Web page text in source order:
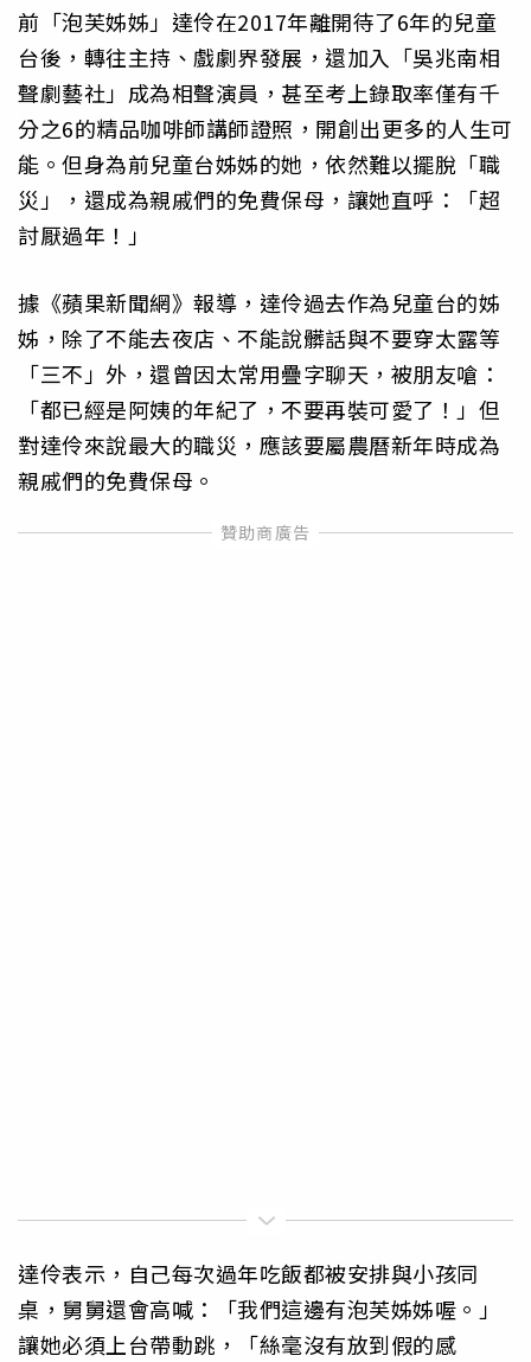
前「泡芙姊姊」達伶在2017年離開待了6年的兒童
台後，轉往主持、戲劇界發展，還加入「吳兆南相
聲劇藝社」成為相聲演員，甚至考上錄取率僅有千
分之6的精品咖啡師講師證照，開創出更多的人生可
能。但身為前兒童台姊姊的她，依然難以擺脫「職
災」，還成為親戚們的免費保母，讓她直呼：「超
討厭過年！」
據《蘋果新聞網》報導，達伶過去作為兒童台的姊
姊，除了不能去夜店、不能說髒話與不要穿太露等
「三不」外，還曾因太常用疊字聊天，被朋友嗆：
「都已經是阿姨的年紀了，不要再裝可愛了！」但
對達伶來說最大的職災，應該要屬農曆新年時成為
親戚們的免費保母。
達伶表示，自己每次過年吃飯都被安排與小孩同
桌，舅舅還會高喊：「我們這邊有泡芙姊姊喔。」
讓她必須上台帶動跳，「絲毫沒有放到假的感